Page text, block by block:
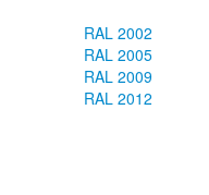
RAL 2002
RAL 2005
RAL 2009
RAL 2012